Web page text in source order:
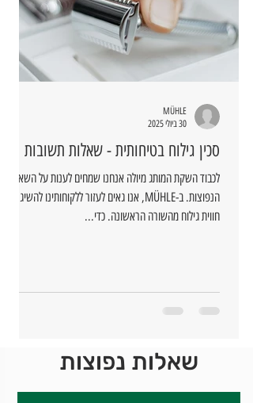
סכין גילוח בטיחותית - שאלות תשובות
לכבוד השקת המותג מיולה אנחנו שמחים לענות על השאלות
הנפוצות. ב-MÜHLE, אנו גאים לעזור ללקוחותינו להשיג
חווית גילוח מהשורה הראשונה. כדי...
MÜHLE
30 ביולי 2025
שאלות נפוצות